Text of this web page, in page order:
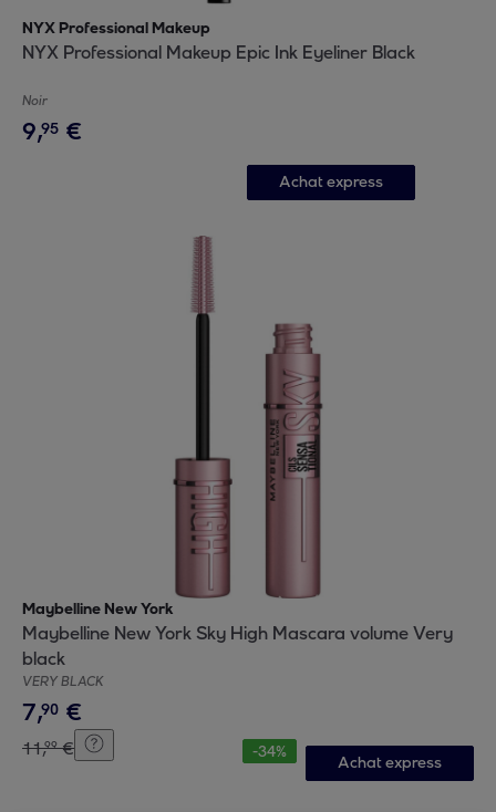
NYX Professional Makeup
NYX Professional Makeup Epic Ink Eyeliner Black
Noir
9,95 €
Achat express
Maybelline New York
Maybelline New York Sky High Mascara volume Very
black
VERY BLACK
7,90 €
11,99 € -34%
Achat express